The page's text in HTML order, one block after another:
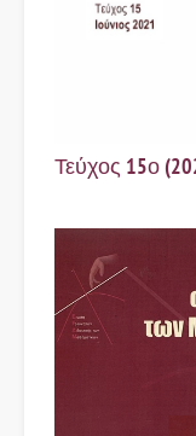
Τεύχος 15ο